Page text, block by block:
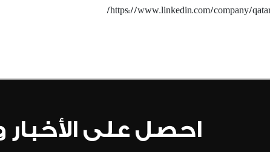
احصل على الأخبار